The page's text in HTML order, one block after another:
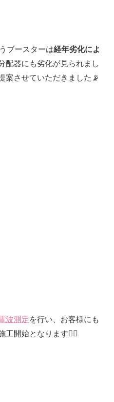
ブースターは経年劣化によ
配器にも劣化が見られまし
案させていただきました📡
波測定を行い、お客様にも
工開始となります👷‍♂️